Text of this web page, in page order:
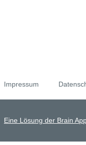
Impressum
Eine Lösung der Brain